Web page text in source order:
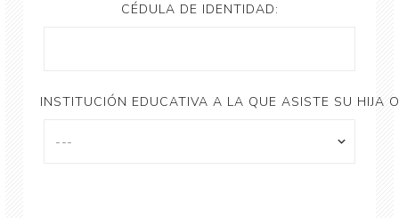
CÉDULA DE IDENTIDAD:
INSTITUCIÓN EDUCATIVA A LA QUE ASISTE SU HIJA